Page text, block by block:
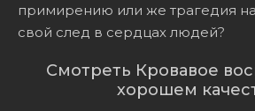
примирению или же трагедия
свой след в сердцах людей?
Смотреть Кровавое
хорошем